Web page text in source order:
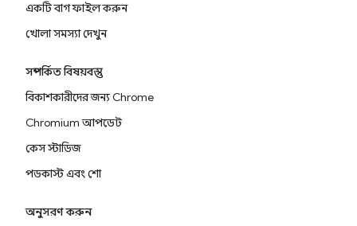
একটি বাগ ফাইল করুন
খোলা সমস্যা দেখুন
সম্পর্কিত বিষয়বস্তু
বিকাশকারীদের জন্য Chrome
Chromium আপডেট
কেস স্টাডিজ
পডকাস্ট এবং শো
অনুসরণ করুন